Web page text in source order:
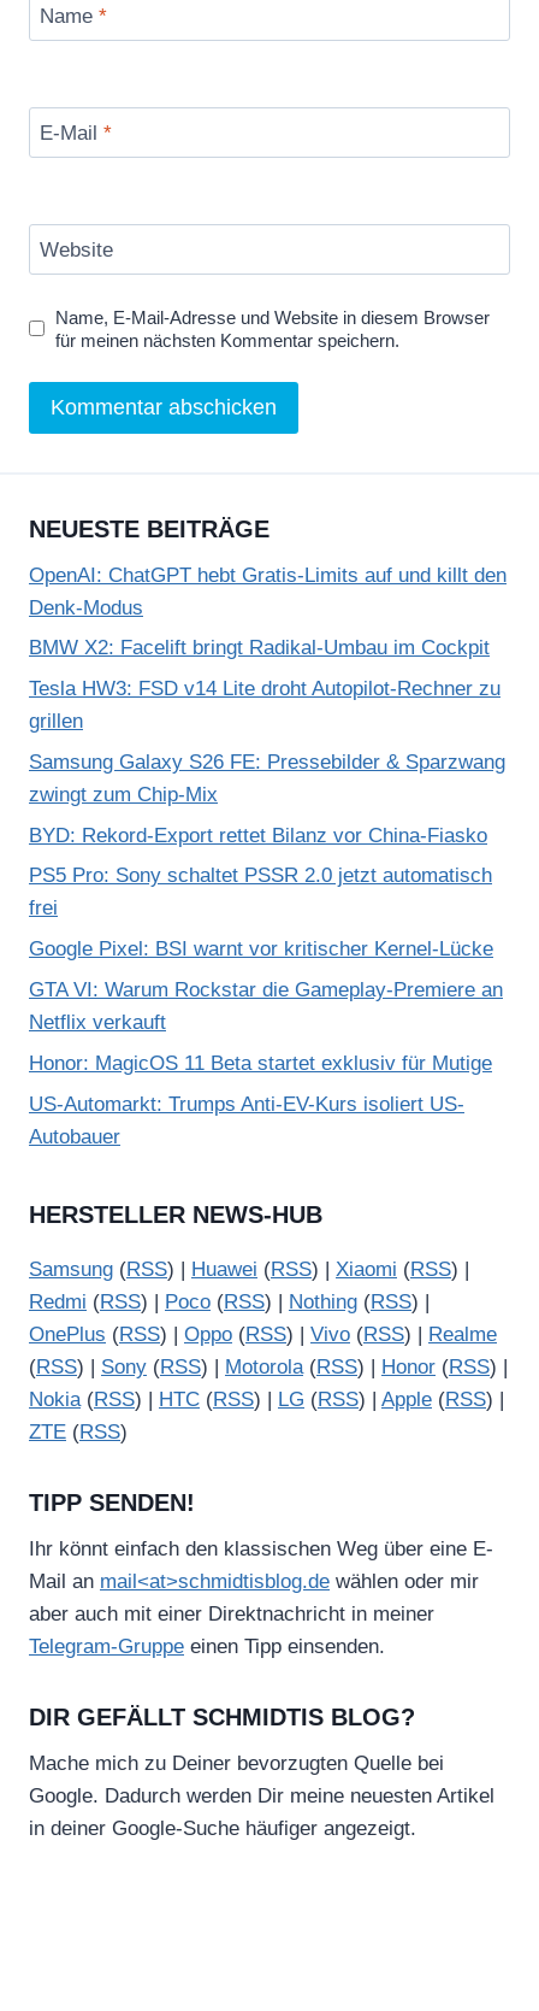
Name *
E-Mail *
Website
Name, E-Mail-Adresse und Website in diesem Browser
für meinen nächsten Kommentar speichern.
NEUESTE BEITRÄGE
OpenAI: ChatGPT hebt Gratis-Limits auf und killt den
Denk-Modus
BMW X2: Facelift bringt Radikal-Umbau im Cockpit
Tesla HW3: FSD v14 Lite droht Autopilot-Rechner zu
grillen
Samsung Galaxy S26 FE: Pressebilder & Sparzwang
zwingt zum Chip-Mix
BYD: Rekord-Export rettet Bilanz vor China-Fiasko
PS5 Pro: Sony schaltet PSSR 2.0 jetzt automatisch
frei
Google Pixel: BSI warnt vor kritischer Kernel-Lücke
GTA VI: Warum Rockstar die Gameplay-Premiere an
Netflix verkauft
Honor: MagicOS 11 Beta startet exklusiv für Mutige
US-Automarkt: Trumps Anti-EV-Kurs isoliert US-
Autobauer
HERSTELLER NEWS-HUB
Samsung (RSS) | Huawei (RSS) | Xiaomi (RSS) |
Redmi (RSS) | Poco (RSS) | Nothing (RSS) |
OnePlus (RSS) | Oppo (RSS) | Vivo (RSS) |
Realme
(RSS) | Sony (RSS) | Motorola(RSS) | Honor (RSS) |
Nokia(RSS) | HTC (RSS) | LG (RSS) | Apple (RSS) |
ZTE (RSS)
TIPP SENDEN!
Ihr könnt einfach den klassischen Weg über eine E-
Mail an mail<at>schmidtisblog.de wählen oder mir
aber auch mit einer Direktnachricht in meiner
Telegram-Gruppe einen Tipp einsenden.
DIR GEFÄLLT SCHMIDTIS BLOG?
Mache mich zu Deiner bevorzugten Quelle bei
Google. Dadurch werden Dir meine neuesten Artikel
in deiner Google-Suche häufiger angezeigt.